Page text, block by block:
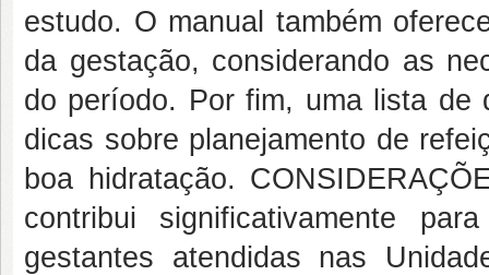
estudo. O manual também
da gestação, considerando as
do período. Por fim, uma lista de
dicas sobre planejamento de
boa hidratação.
contribui significativamente
gestantes atendidas nas